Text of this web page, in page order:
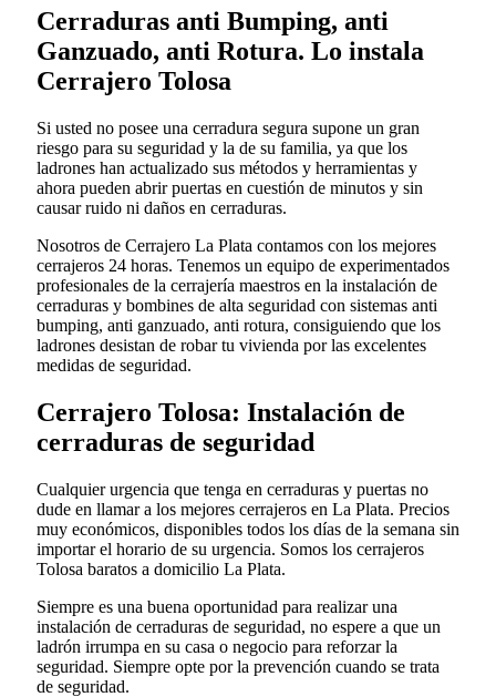
Cerraduras anti Bumping, anti
Ganzuado, anti Rotura. Lo instala
Cerrajero Tolosa
Si usted no posee una cerradura segura supone un gran
riesgo para su seguridad y la de su familia, ya que los
ladrones han actualizado sus métodos y herramientas y
ahora pueden abrir puertas en cuestión de minutos y sin
causar ruido ni daños en cerraduras.
Nosotros de Cerrajero La Plata contamos con los mejores
cerrajeros 24 horas. Tenemos un equipo de experimentados
profesionales de la cerrajería maestros en la instalación de
cerraduras y bombines de alta seguridad con sistemas anti
bumping, anti ganzuado, anti rotura, consiguiendo que los
ladrones desistan de robar tu vivienda por las excelentes
medidas de seguridad.
Cerrajero Tolosa: Instalación de
cerraduras de seguridad
Cualquier urgencia que tenga en cerraduras y puertas no
dude en llamar a los mejores cerrajeros en La Plata. Precios
muy económicos, disponibles todos los días de la semana sin
importar el horario de su urgencia. Somos los cerrajeros
Tolosa baratos a domicilio La Plata.
Siempre es una buena oportunidad para realizar una
instalación de cerraduras de seguridad, no espere a que un
ladrón irrumpa en su casa o negocio para reforzar la
seguridad. Siempre opte por la prevención cuando se trata
de seguridad.